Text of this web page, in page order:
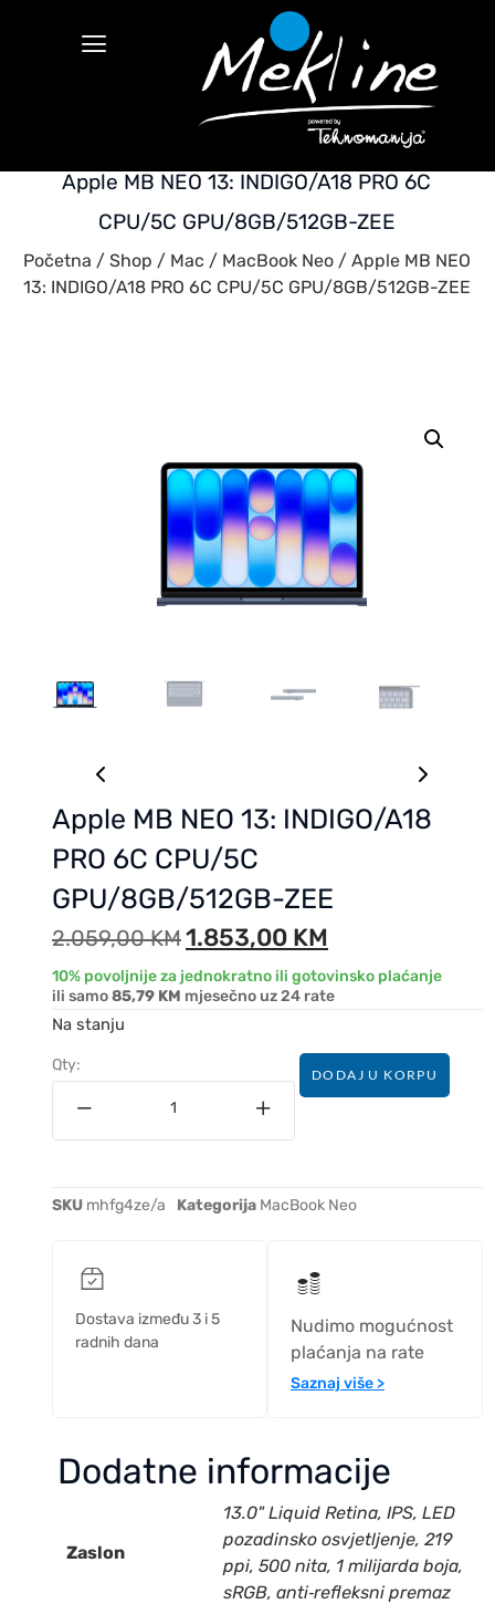
Apple MB NEO 13: INDIGO/A18 PRO 6C
CPU/5C GPU/8GB/512GB-ZEE
Početna / Shop / Mac / MacBook Neo/ Apple MB NEO
13: INDIGO/A18 PRO 6C CPU/5C GPU/8GB/512GB-ZEE
Apple MB NEO 13: INDIGO/A18
PRO 6C CPU/5C
GPU/8GB/512GB-ZEE
2.059,00KM1.853,00 KM
10% povoljnije za jednokratno ili gotovinsko plaćanje
ili samo85,79 KM mjesečno uz 24 rate
Na stanju
Qty:
DODAJ U KORPU
SKU mhfg4ze/a Kategorija MacBook Neo
Dostava između 3 i 5
radnih dana
Nudimo mogućnost
plaćanja na rate
Saznaj više >
Dodatne informacije
Zaslon
13.0" Liquid Retina, IPS, LED
pozadinsko osvjetljenje, 219
ppi, 500 nita, 1 milijarda boja,
sRGB, anti‑refleksni premaz